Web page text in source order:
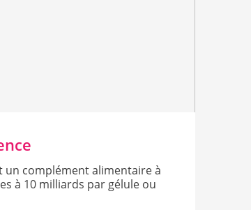
un complément alimentaire à
à 10 milliards par gélule ou